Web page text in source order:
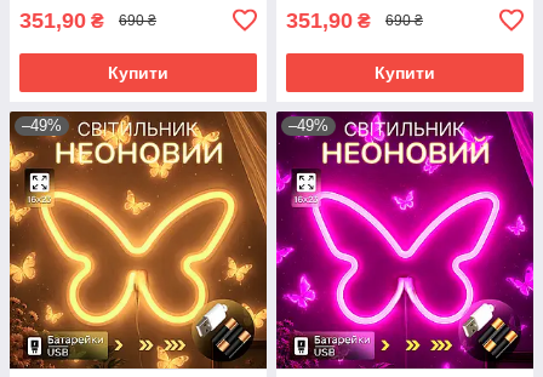
351,90 ₴ 690 ₴
Купити
351,90 ₴ 690 ₴
Купити
–49% –49%